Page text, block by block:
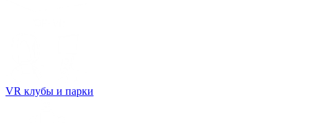
VR клубы и парки